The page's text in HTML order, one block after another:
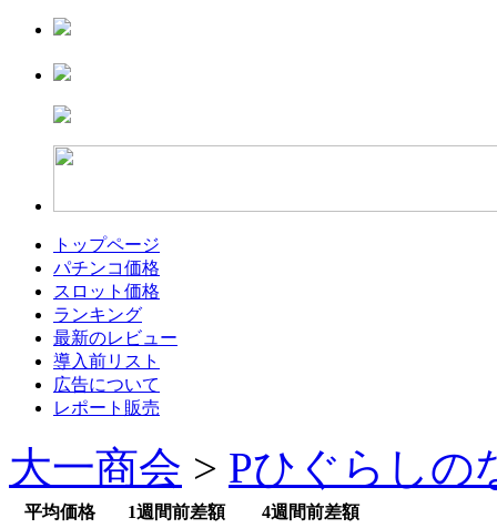
トップページ
パチンコ価格
スロット価格
ランキング
最新のレビュー
導入前リスト
広告について
レポート販売
大一商会 > Pひぐらしの
平均価格 1週間前差額
4週間前差額